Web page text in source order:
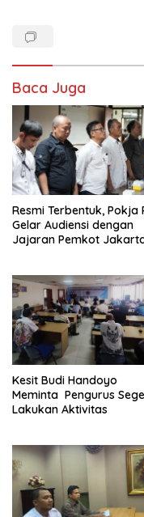
Baca Juga
Resmi Terbentuk, Pokja
Gelar Audiensi dengan
Jajaran Pemkot
Kesit Budi Handoyo
Meminta Pengurus
Lakukan Aktivitas